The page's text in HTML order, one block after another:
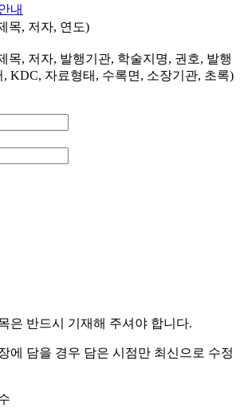
내
목, 저자, 연도)
목, 저자, 발행기관, 학술지명, 권호, 발행
, KDC, 자료형태, 수록면, 소장기관, 초록)
은 반드시 기재해 주셔야 합니다.
에 담을 경우 담은 시점만 최신으로 수정